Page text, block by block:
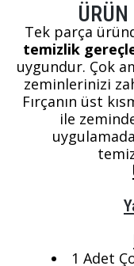
Tek parça
temizlik
uygundur. Çok
zeminlerinizi
Fırçanın üst
ile
1 Adet